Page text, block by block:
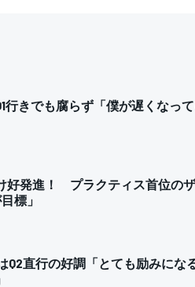
行きでも腐らず「僕が遅くなっ
好発進！ プラクティス首位の
標」
Q2直行の好調「とても励みにな